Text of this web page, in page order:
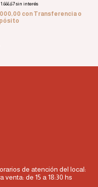
sin interés
con Transferencia o
de atención del local:
venta: de 15 a 18:30 hs